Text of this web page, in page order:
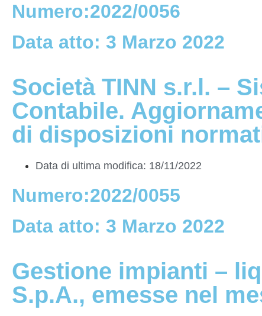
Numero:2022/0056
Data atto: 3 Marzo 2022
Società TINN s.r.l. –
Contabile.
di disposizioni
Data di ultima modifica: 18/11/2022
Numero:2022/0055
Data atto: 3 Marzo 2022
Gestione impianti –
S.p.A., emesse nel